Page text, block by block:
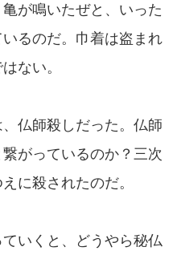
が鳴いたぜと、いった
るのだ。巾着は盗まれ
ない。
仏師殺しだった。仏師
がっているのか？三次
に殺されたのだ。
いくと、どうやら秘仏